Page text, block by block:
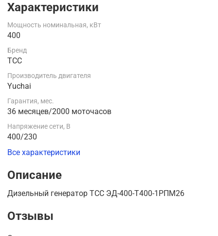
Характеристики
Мощность номинальная, кВт
400
Бренд
ТСС
Производитель двигателя
Yuchai
Гарантия, мес.
36 месяцев/2000 моточасов
Напряжение сети, В
400/230
Все характеристики
Описание
Дизельный генератор ТСС ЭД-400-Т400-1РПМ26
Отзывы